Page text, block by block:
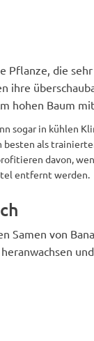
Pflanze, die
ihre
hohen Baum
sogar in kühlen
besten als
davon,
entfernt werden.
Samen von